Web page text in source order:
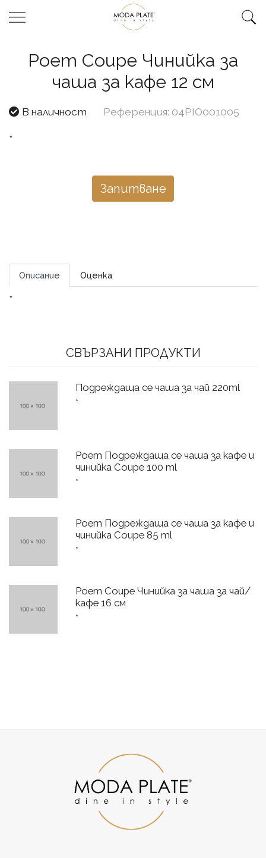
Poem Coupe Чинийка за
чаша за кафе 12 см
В наличност Референция: 04PIO001005
*
Запитване
Описание Оценка
*
СВЪРЗАНИ ПРОДУКТИ
Подреждаща се чаша за чай 220ml
*
Poem Подреждаща се чаша за кафе и
чинийка Coupe 100 ml
*
Poem Подреждаща се чаша за кафе и
чинийка Coupe 85 ml
*
Poem Coupe Чинийка за чаша за чай/
кафе 16 см
*